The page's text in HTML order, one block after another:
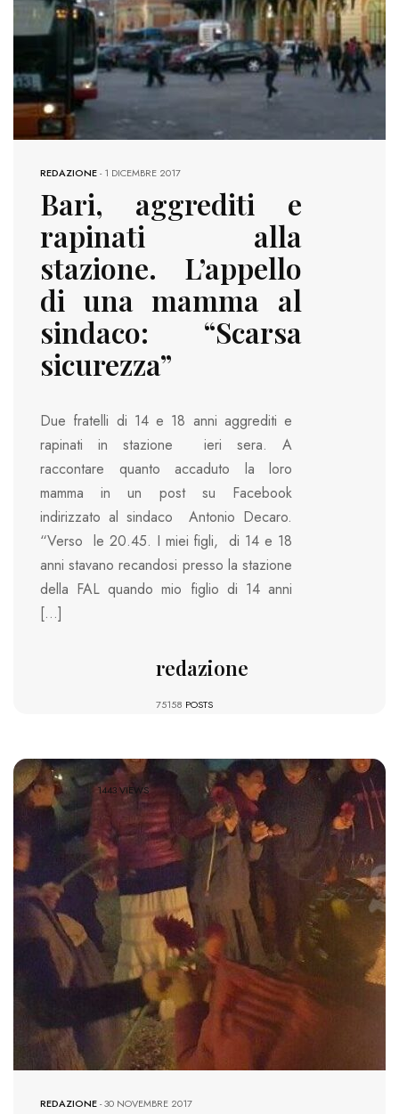
REDAZIONE-1 DICEMBRE 2017
Bari, aggrediti e
rapinati alla
stazione. L’appello
di una mamma al
sindaco: “Scarsa
sicurezza”
Due fratelli di 14 e 18 anni aggrediti e
rapinati in stazione ieri sera. A
raccontare quanto accaduto la loro
mamma in un post su Facebook
indirizzato al sindaco Antonio Decaro.
“Verso le 20.45. I miei figli, di 14 e 18
anni stavano recandosi presso la stazione
della FAL quando mio figlio di 14 anni
[…]
redazione
75158 POSTS
1443 VIEWS
REDAZIONE-30 NOVEMBRE 2017